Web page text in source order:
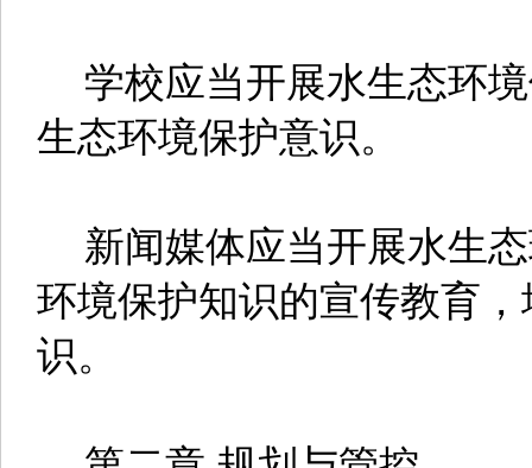
学校应当开展水生态环
生态环境保护意识。
新闻媒体应当开展水生
环境保护知识的宣传教育
识。